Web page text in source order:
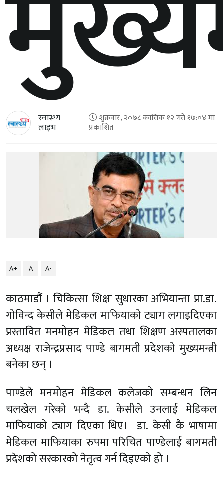
स्वास्थ्य
लाइभ
शुक्रवार, २०७८ कात्तिक १२ गते १७:०४ मा
प्रकाशित
A+ A A-
काठमाडौं । चिकित्सा शिक्षा सुधारका अभियान्ता प्रा.डा.
गोविन्द केसीले मेडिकल माफियाको ट्याग लगाइदिएका
प्रस्तावित मनमोहन मेडिकल तथा शिक्षण अस्पतालका
अध्यक्ष राजेन्द्रप्रसाद पाण्डे बागमती प्रदेशको मुख्यमन्त्री
बनेका छन् ।
पाण्डेले मनमोहन मेडिकल कलेजको सम्बन्धन लिन
चलखेल गरेको भन्दै डा. केसीले उनलाई मेडिकल
माफियाको ट्याग दिएका थिए।डा. केसी कै भाषामा
मेडिकल माफियाका रुपमा परिचित पाण्डेलाई बागमती
प्रदेशको सरकारको नेतृत्व गर्न दिइएको हो ।